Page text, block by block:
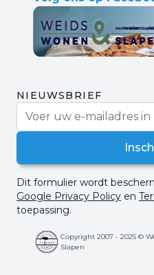
NIEUWSBRIEF
Dit formulier wordt
Google Privacy Policy en
toepassing.
Copyright 2007 - 2025 ©
Slapen